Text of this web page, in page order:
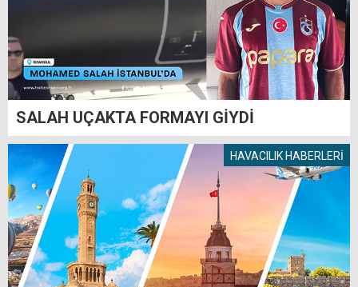
SALAH UÇAKTA FORMAYI GİYDİ
HAVACILIK HABERLERİ